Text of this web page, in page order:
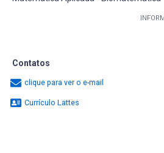
Contatos
clique para ver o e-mail
Currículo Lattes